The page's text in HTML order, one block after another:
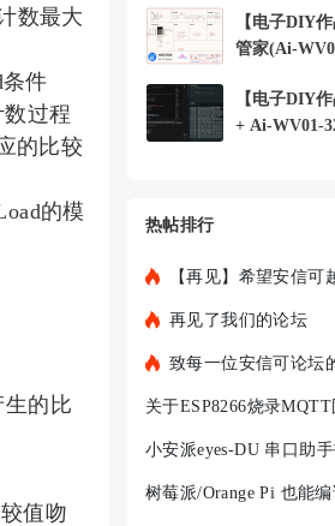
数最大
件
过程
的比较
的模
生的比
值吻
【电子DIY
管家(Ai-
【电子DIY
+ Ai-WV01-
热帖排行
【再见】希望安信可
再见了我们的论坛
致每一位安信可论坛
关于ESP8266烧录